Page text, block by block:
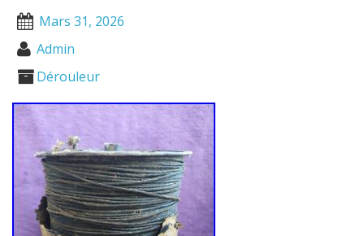
Mars 31, 2026
Admin
Dérouleur